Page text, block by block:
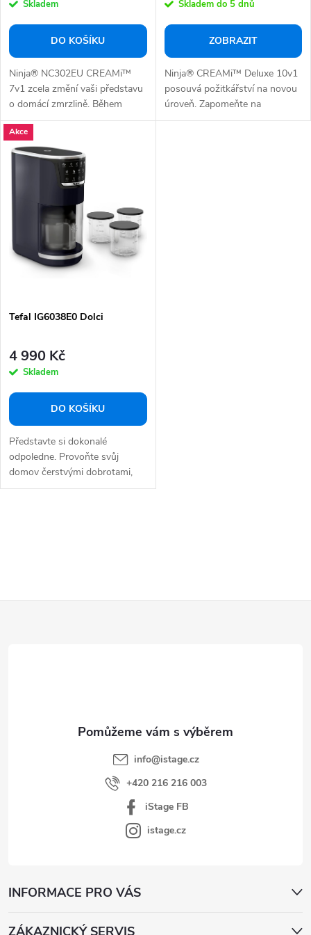
ů
Skladem
DO KOŠÍKU
Ninja® NC302EU CREAMi™
7v1 zcela změní vaši představu
o domácí zmrzlině. Během
několika minut...
Skladem do 5 dnů
ZOBRAZIT
Ninja® CREAMi™ Deluxe 10v1
posouvá požitkářství na novou
úroveň. Zapomeňte na
kompromisy a...
Akce
Tefal IG6038E0 Dolci
4 990 Kč
Skladem
DO KOŠÍKU
Představte si dokonalé
odpoledne. Provoňte svůj
domov čerstvými dobrotami,
které jste právě...
d
info@istage.cz
+420 216 216 003
iStage FB
istage.cz
INFORMACE PRO VÁS
ZÁKAZNICKÝ SERVIS